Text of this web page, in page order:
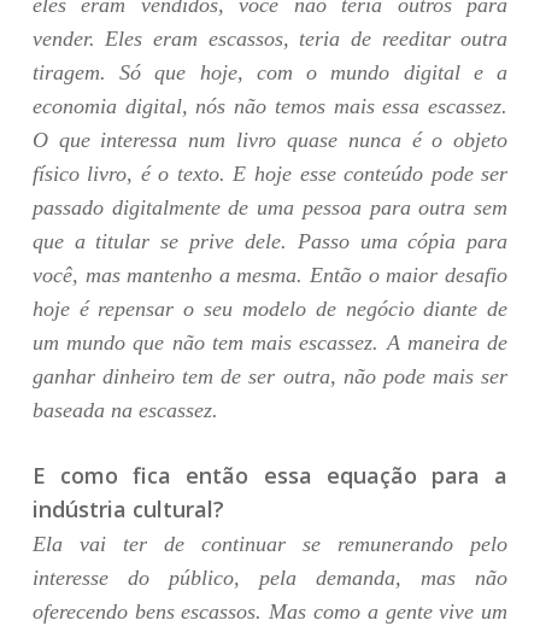
eles eram vendidos, você não teria outros para
vender. Eles eram escassos, teria de reeditar outra
tiragem. Só que hoje, com o mundo digital e a
economia digital, nós não temos mais essa escassez.
O que interessa num livro quase nunca é o objeto
físico livro, é o texto. E hoje esse conteúdo pode ser
passado digitalmente de uma pessoa para outra sem
que a titular se prive dele. Passo uma cópia para
você, mas mantenho a mesma. Então o maior desafio
hoje é repensar o seu modelo de negócio diante de
um mundo que não tem mais escassez. A maneira de
ganhar dinheiro tem de ser outra, não pode mais ser
baseada na escassez.
E como fica então essa equação para a
indústria cultural?
Ela vai ter de continuar se remunerando pelo
interesse do público, pela demanda, mas não
oferecendo bens escassos. Mas como a gente vive um